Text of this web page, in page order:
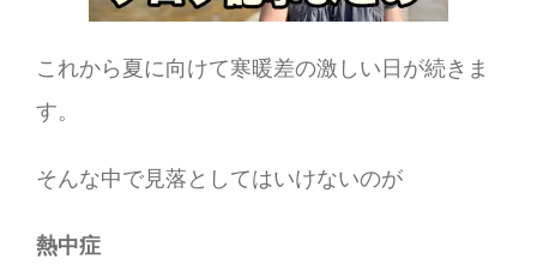
これから夏に向けて寒暖差の激しい日が続きま
す。
そんな中で見落としてはいけないのが
熱中症